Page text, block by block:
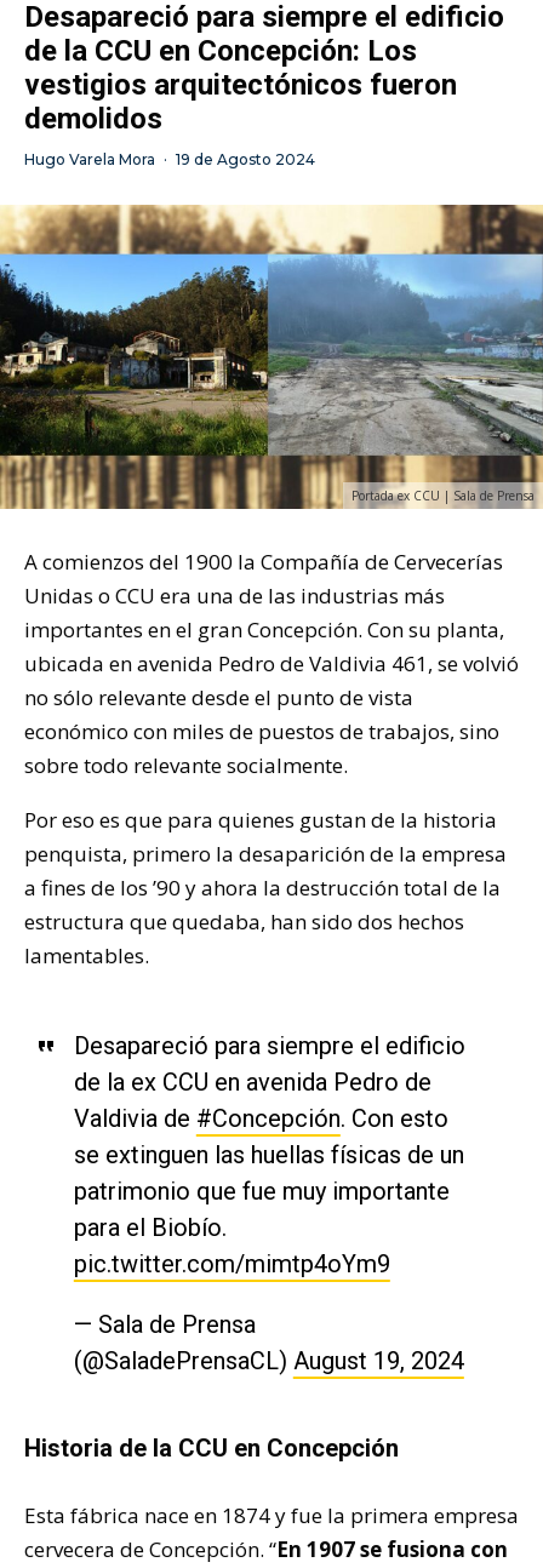
Desapareció para siempre el edificio
de la CCU en Concepción: Los
vestigios arquitectónicos fueron
demolidos
Hugo Varela Mora · 19 de Agosto 2024
Portada ex CCU | Sala de Prensa
A comienzos del 1900 la Compañía de Cervecerías
Unidas o CCU era una de las industrias más
importantes en el gran Concepción. Con su planta,
ubicada en avenida Pedro de Valdivia 461, se volvió
no sólo relevante desde el punto de vista
económico con miles de puestos de trabajos, sino
sobre todo relevante socialmente.
Por eso es que para quienes gustan de la historia
penquista, primero la desaparición de la empresa
a fines de los ’90 y ahora la destrucción total de la
estructura que quedaba, han sido dos hechos
lamentables.
Desapareció para siempre el edificio
de la ex CCU en avenida Pedro de
Valdivia de #Concepción. Con esto
se extinguen las huellas físicas de un
patrimonio que fue muy importante
para el Biobío.
pic.twitter.com/mimtp4oYm9
— Sala de Prensa
(@SaladePrensaCL) August 19, 2024
Historia de la CCU en Concepción
Esta fábrica nace en 1874 y fue la primera empresa
cervecera de Concepción. “En 1907 se fusiona con